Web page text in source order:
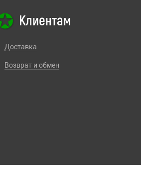
Клиентам
Доставка
Возврат и обмен